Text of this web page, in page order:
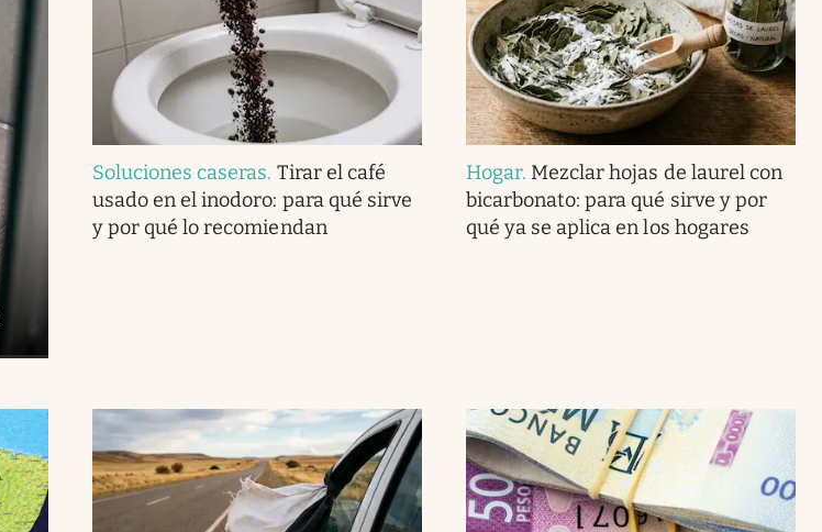
Soluciones caseras. Tirar el café
usado en el inodoro: para qué sirve
y por qué lo recomiendan
Hogar. Mezclar hojas de laurel con
bicarbonato: para qué sirve y por
qué ya se aplica en los hogares